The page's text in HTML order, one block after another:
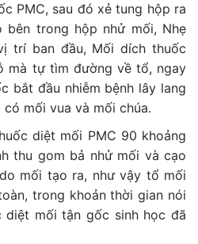
PMC, sau đó xẻ tung hộp ra
trong hộp nhử mối, Nhẹ
trí ban đầu, Mối dích thuốc
mà tự tìm đường về tổ, ngay
bắt đầu nhiễm bệnh lây lang
mối vua và mối chúa.
diệt mối PMC 90 khoảng
thu gom bả nhử mối và cạo
mối tạo ra, như vậy tổ mối
trong khoản thời gian nói
diệt mối tận gốc sinh học đã